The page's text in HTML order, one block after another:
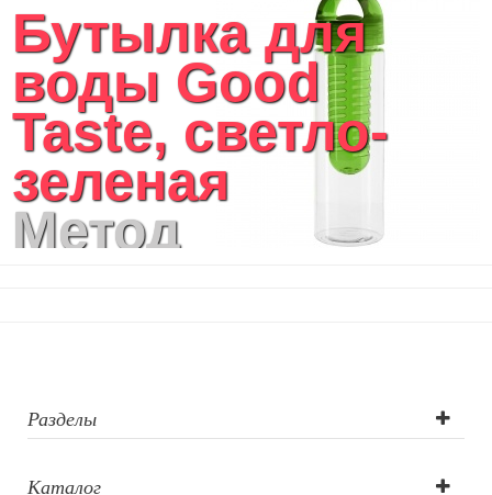
Бутылка для
воды Good
Taste, светло-
зеленая
Метод
Тампопечать,
Круговая УФ
Разделы
Каталог